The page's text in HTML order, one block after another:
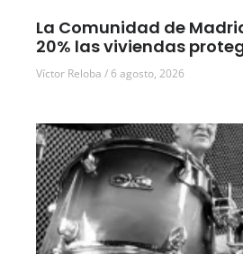
La Comunidad de
20% las viviendas
Víctor Reloba 6 agosto, 2026